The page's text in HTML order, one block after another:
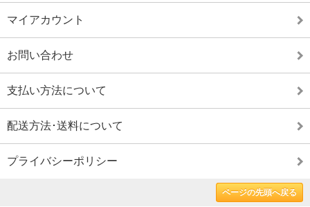
マイアカウント
お問い合わせ
支払い方法について
配送方法･送料について
プライバシーポリシー
ページの先頭へ戻る